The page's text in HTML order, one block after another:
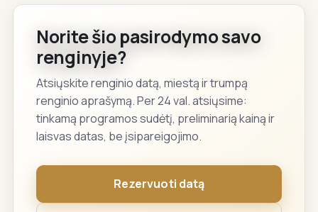
Norite šio pasirodymo savo
renginyje?
Atsiųskite renginio datą, miestą ir trumpą
renginio aprašymą. Per 24 val. atsiųsime:
tinkamą programos sudėtį, preliminarią kainą ir
laisvas datas, be įsipareigojimo.
Rezervuoti datą